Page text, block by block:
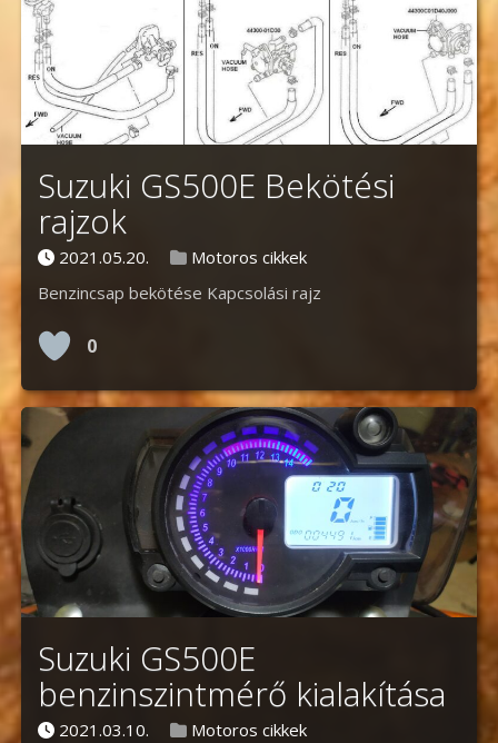
Suzuki GS500E Bekötési
rajzok
Posted on
2021.05.20. Posted in
Motoros cikkek
Benzincsap bekötése Kapcsolási rajz
0
Suzuki GS500E
benzinszintmérő kialakítása
Posted on
2021.03.10. Posted in
Motoros cikkek